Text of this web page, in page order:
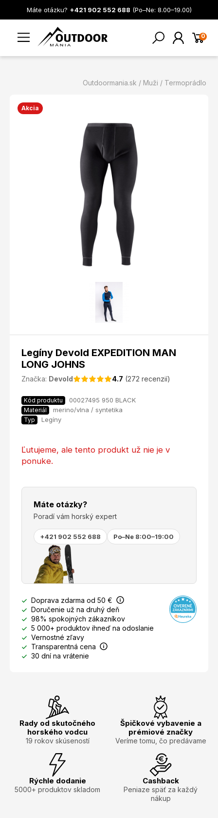
Máte otázku? +421 902 552 688 (Po–Ne: 8.00–19.00)
0
Outdoormania.sk Muži Termoprádlo
Akcia
Legíny Devold EXPEDITION MAN
LONG JOHNS
Značka: Devold 4.7 (272 recenzií)
Kód produktu 00027495 950 BLACK
Materiál merino/vlna / syntetika
Typ Legíny
Ľutujeme, ale tento produkt už nie je v
ponuke.
Máte otázky?
Poradí vám horský expert
+421 902 552 688 Po–Ne 8:00–19:00
Doprava zdarma od 50 €
Doručenie už na druhý deň
98% spokojných zákazníkov
5 000+ produktov ihneď na odoslanie
Vernostné zľavy
Transparentná cena
30 dní na vrátenie
Rady od skutočného
horského vodcu
19 rokov skúseností
Špičkové vybavenie a
prémiové značky
Veríme tomu, čo predávame
Rýchle dodanie
5000+ produktov skladom
Cashback
Peniaze späť za každý
nákup